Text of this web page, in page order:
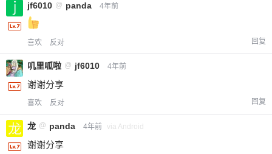
jf6010 @ panda 4年前
喜欢 反对 回复
叽里呱啦 @ jf6010 4年前
谢谢分享
喜欢 反对 回复
龙 @ panda 4年前 via Android
谢谢分享